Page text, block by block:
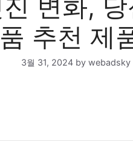
변화, 당
추천 제
3월 31, 2024 by webadsky